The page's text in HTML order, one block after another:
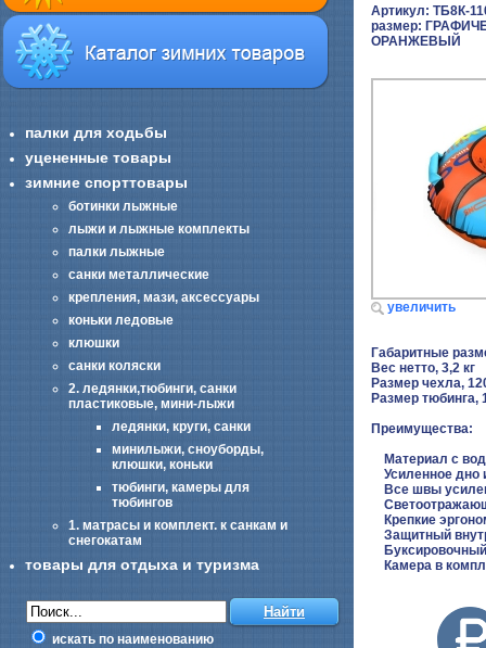
палки для ходьбы
уцененные товары
зимние спорттовары
ботинки лыжные
лыжи и лыжные комплекты
палки лыжные
санки металлические
крепления, мази, аксессуары
коньки ледовые
клюшки
санки коляски
2. ледянки,тюбинги, санки
пластиковые, мини-лыжи
ледянки, круги, санки
минилыжи, сноуборды,
клюшки, коньки
тюбинги, камеры для
тюбингов
1. матрасы и комплект. к санкам и
снегокатам
товары для отдыха и туризма
искать по наименованию
Артикул: ТБ8К-
размер:
ОРАНЖЕВЫЙ
увеличить
Габаритные
Вес нетто, 3,2 кг
Размер чехла,
Размер тюбинга,
Преимущества:
Материал с
Усиленное дно
Все швы
Крепкие
Защитный
Камера в